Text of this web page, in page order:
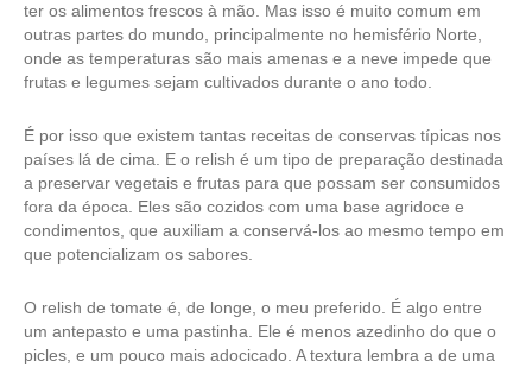
ter os alimentos frescos à mão. Mas isso é muito comum em
outras partes do mundo, principalmente no hemisfério Norte,
onde as temperaturas são mais amenas e a neve impede que
frutas e legumes sejam cultivados durante o ano todo.
É por isso que existem tantas receitas de conservas típicas nos
países lá de cima. E o relish é um tipo de preparação destinada
a preservar vegetais e frutas para que possam ser consumidos
fora da época. Eles são cozidos com uma base agridoce e
condimentos, que auxiliam a conservá-los ao mesmo tempo em
que potencializam os sabores.
O relish de tomate é, de longe, o meu preferido. É algo entre
um antepasto e uma pastinha. Ele é menos azedinho do que o
picles, e um pouco mais adocicado. A textura lembra a de uma